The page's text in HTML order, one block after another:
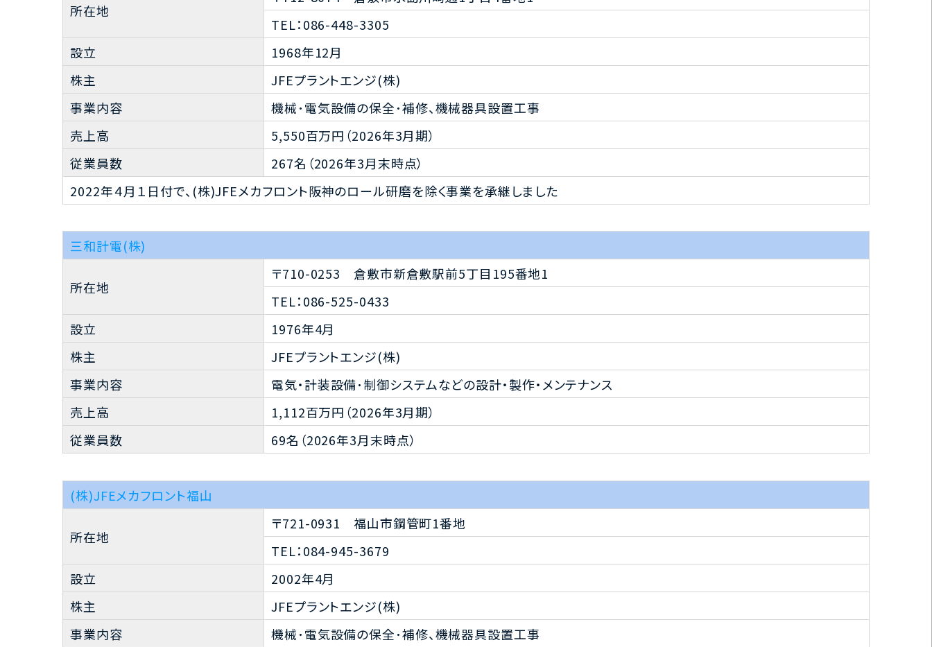
所在地
TEL：086-448-3305
設立
1968年12月
株主
JFEプラントエンジ(株)
事業内容
機械･電気設備の保全･補修、機械器具設置工事
売上高
5,550百万円（2026年3月期）
従業員数
267名（2026年3月末時点）
2022年４月１日付で、(株)JFEメカフロント阪神のロール研磨を除く事業を承継しました
三和計電(株)
所在地
〒710-0253 倉敷市新倉敷駅前5丁目195番地1
TEL：086-525-0433
設立
1976年4月
株主
JFEプラントエンジ(株)
事業内容
電気・計装設備･制御システムなどの設計・製作・メンテナンス
売上高
1,112百万円（2026年3月期）
従業員数
69名（2026年3月末時点）
(株)JFEメカフロント福山
所在地
〒721-0931 福山市鋼管町1番地
TEL：084-945-3679
設立
2002年4月
株主
JFEプラントエンジ(株)
事業内容
機械･電気設備の保全･補修、機械器具設置工事